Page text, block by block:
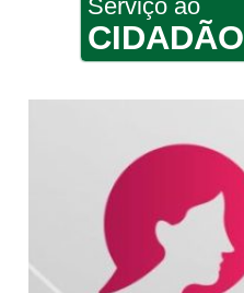
Serviço ao
CIDADÃO